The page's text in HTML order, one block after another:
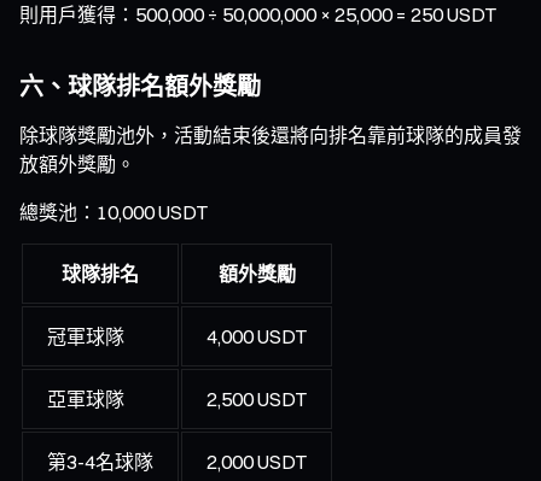
則用戶獲得：500,000 ÷ 50,000,000 × 25,000 = 250 USDT
六、球隊排名額外獎勵
除球隊獎勵池外，活動結束後還將向排名靠前球隊的成員發
放額外獎勵。
總獎池：10,000 USDT
球隊排名 額外獎勵
冠軍球隊 4,000 USDT
亞軍球隊 2,500 USDT
第3-4名球隊 2,000 USDT